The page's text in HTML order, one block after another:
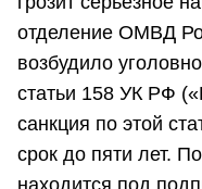
отделение ОМВД
возбудило
статьи 158 УК РФ
санкция по этой
срок до пяти лет.